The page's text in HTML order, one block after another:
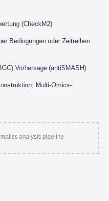
(CheckM2)
Bedingungen oder Zeitreihen
Vorhersage (antiSMASH)
Multi-Omics-